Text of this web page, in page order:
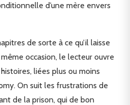
d’une mère envers
de sorte à ce qu’il laisse
occasion, le lecteur ouvre
liées plus ou moins
On suit les frustrations de
de la prison, qui de bon